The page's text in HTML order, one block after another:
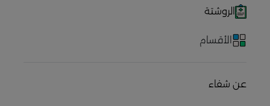
الروشتة
الأقسام
عن شفاء